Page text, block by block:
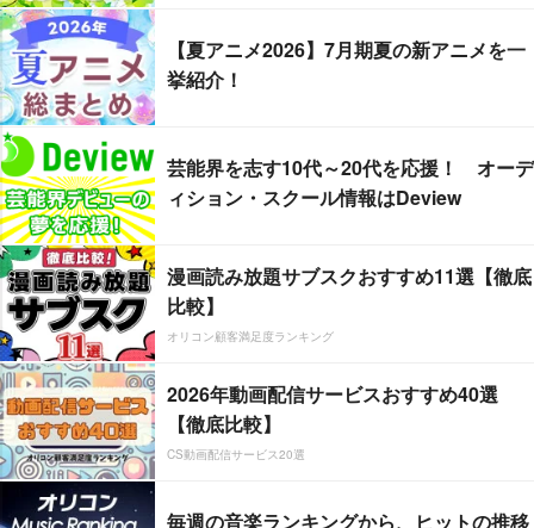
【夏アニメ2026】7月期夏の新アニメを一
挙紹介！
芸能界を志す10代～20代を応援！ オーデ
ィション・スクール情報はDeview
漫画読み放題サブスクおすすめ11選【徹底
比較】
オリコン顧客満足度ランキング
2026年動画配信サービスおすすめ40選
【徹底比較】
CS動画配信サービス20選
毎週の音楽ランキングから、ヒットの推移